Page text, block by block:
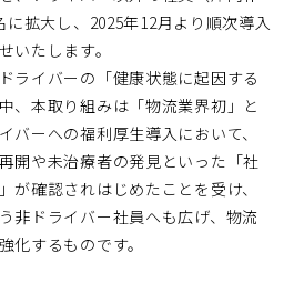
拡大し、2025年12月より順次導入
いたします。
ライバーの「健康状態に起因する
、本取り組みは「物流業界初」と
バーへの福利厚生導入において、
開や未治療者の発見といった「社
が確認されはじめたことを受け、
非ドライバー社員へも広げ、物流
化するものです。